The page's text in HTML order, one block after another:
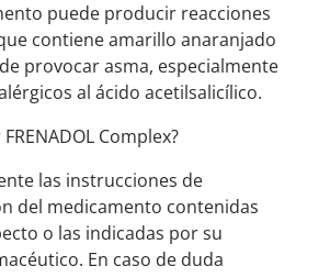
puede producir reacciones
contiene amarillo anaranjado
provocar asma, especialmente
al ácido acetilsalicílico.
Complex?
las instrucciones de
del medicamento contenidas
o las indicadas por su
En caso de duda